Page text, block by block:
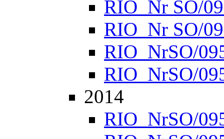
RIO_Nr SO/
RIO_Nr SO/
RIO_NrSO/
RIO_NrSO/
2014
RIO_NrSO/